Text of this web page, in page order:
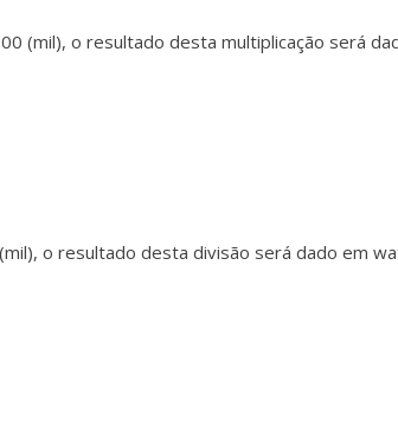
(mil), o resultado desta multiplicação será
o resultado desta divisão será dado em